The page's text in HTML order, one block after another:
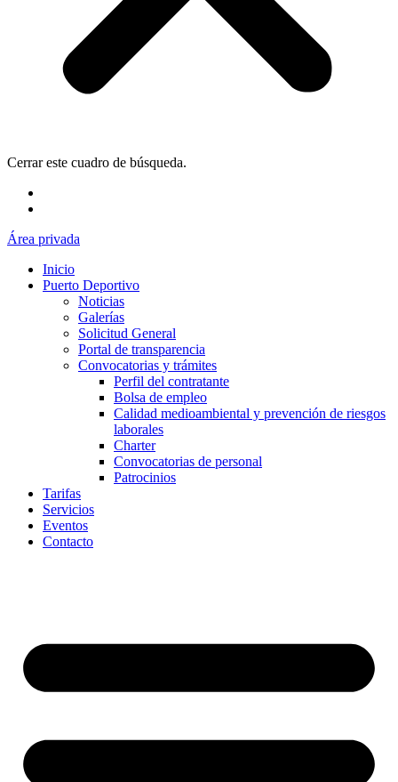
Cerrar este cuadro de búsqueda.
Área privada
Inicio
Puerto Deportivo
Noticias
Galerías
Solicitud General
Portal de transparencia
Convocatorias y trámites
Perfil del contratante
Bolsa de empleo
Calidad medioambiental y prevención de riesgos
laborales
Charter
Convocatorias de personal
Patrocinios
Tarifas
Servicios
Eventos
Contacto